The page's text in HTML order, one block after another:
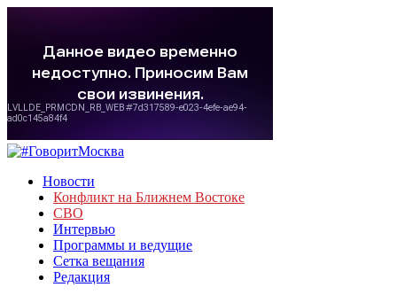
Новости
Конфликт на Ближнем Востоке
СВО
Интервью
Программы и ведущие
Сетка вещания
Редакция